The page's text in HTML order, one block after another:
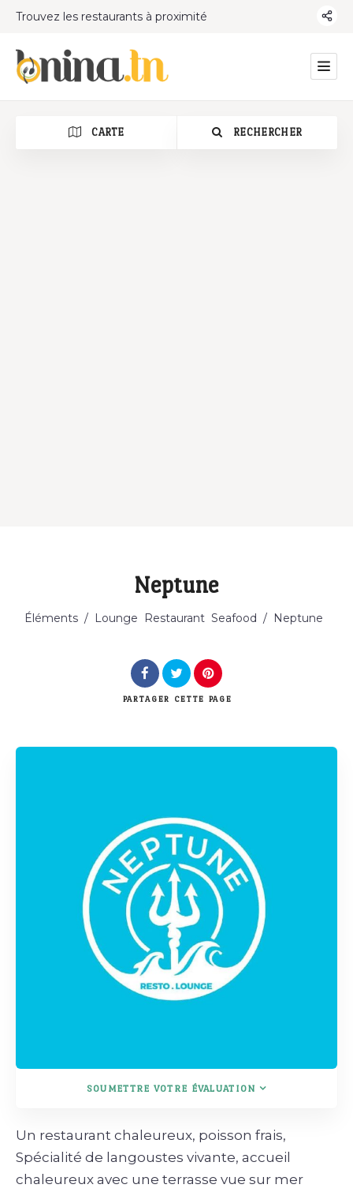
Trouvez les restaurants à proximité
CARTE RECHERCHER
Catégorie
Neptune
Éléments / Lounge Restaurant Seafood / Neptune
PARTAGER CETTE PAGE
SOUMETTRE VOTRE ÉVALUATION
Un restaurant chaleureux, poisson frais,
Spécialité de langoustes vivante, accueil
chaleureux avec une terrasse vue sur mer